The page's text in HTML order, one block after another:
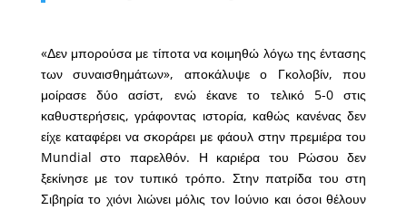
«Δεν μπορούσα με τίποτα να κοιμηθώ λόγω της έντασης
των συναισθημάτων», αποκάλυψε ο Γκολοβίν, που
μοίρασε δύο ασίστ, ενώ έκανε το τελικό 5-0 στις
καθυστερήσεις, γράφοντας ιστορία, καθώς κανένας δεν
είχε καταφέρει να σκοράρει με φάουλ στην πρεμιέρα του
Mundial στο παρελθόν. Η καριέρα του Ρώσου δεν
ξεκίνησε με τον τυπικό τρόπο. Στην πατρίδα του στη
Σιβηρία το χιόνι λιώνει μόλις τον Ιούνιο και όσοι θέλουν